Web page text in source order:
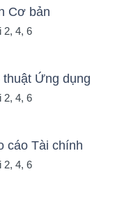
Cơ bản
2, 4, 6
Ứng dụng
2, 4, 6
cáo Tài chính
2, 4, 6